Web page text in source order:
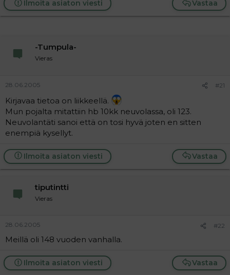
Vastaa
Ilmoita asiaton viesti
-Tumpula-
Vieras
28.06.2005 #21
Kirjavaa tietoa on liikkeellä.
Mun pojalta mitattiin hb 10kk neuvolassa, oli 123.
Neuvolantäti sanoi että on tosi hyvä joten en sitten
enempiä kysellyt.
Vastaa
Ilmoita asiaton viesti
tiputintti
Vieras
28.06.2005 #22
Meillä oli 148 vuoden vanhalla.
Vastaa
Ilmoita asiaton viesti